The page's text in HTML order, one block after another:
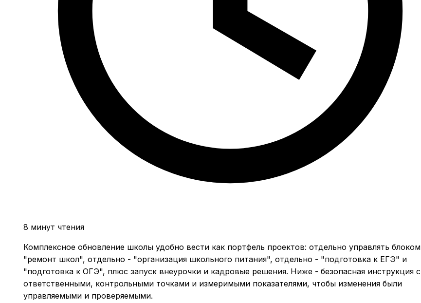
8 минут чтения
Комплексное обновление школы удобно вести как портфель проектов: отдельно управлять блоком
"ремонт школ", отдельно - "организация школьного питания", отдельно - "подготовка к ЕГЭ" и
"подготовка к ОГЭ", плюс запуск внеурочки и кадровые решения. Ниже - безопасная инструкция с
ответственными, контрольными точками и измеримыми показателями, чтобы изменения были
управляемыми и проверяемыми.